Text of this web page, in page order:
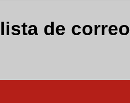
de correo